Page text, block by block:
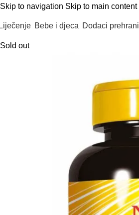
Skip to navigation Skip to main content
Bebe i djeca Dodaci prehrani
Sold out